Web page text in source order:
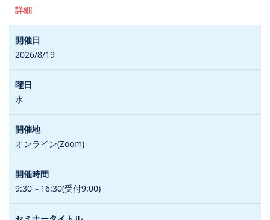
詳細
2026/8/19
水
オンライン(Zoom)
9:30～16:30(受付9:00)